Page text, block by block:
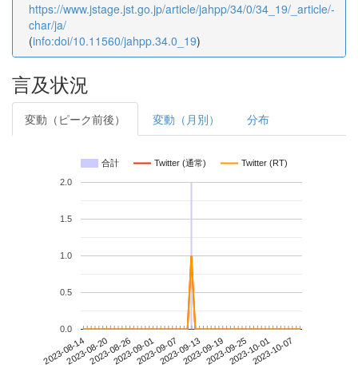
https://www.jstage.jst.go.jp/article/jahpp/34/0/34_19/_article/-
char/ja/
(info:doi/10.11560/jahpp.34.0_19)
言及状況
変動（ピーク前後） 変動（月別） 分布
合計 Twitter (通常) Twitter (RT)
2023-08-142023-08-202023-08-262023-09-012023-09-072023-09-132023-09-192023-09-252023-10-012023-10-07
0.0
0.5
1.0
1.5
2.0